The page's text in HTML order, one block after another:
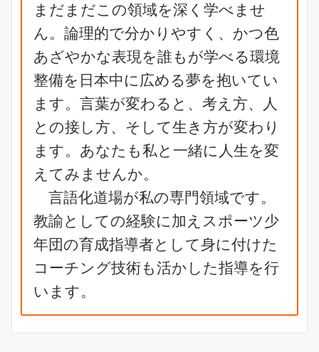
まだまだこの領域を深く学べませ
ん。論理的で分かりやすく、かつ色
あざやかな表現を誰もが学べる環境
整備を日本中に広める夢を抱いてい
ます。言葉が変わると、考え方、人
との接し方、そして生き方が変わり
ます。あなたも私と一緒に人生を変
えてみませんか。
言語化道場が私の専門領域です。
教諭としての経験に加えスポーツ少
年団の育成指導者として身に付けた
コーチング技術も活かした指導を行
います。